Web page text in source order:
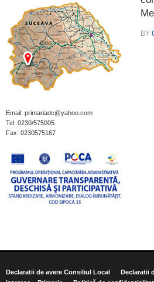
Email: primariadc@yahoo.com
Tel: 0230/575005
Fax: 0230575167
BY
Declaratii de avere Consiliul Local Declaratii